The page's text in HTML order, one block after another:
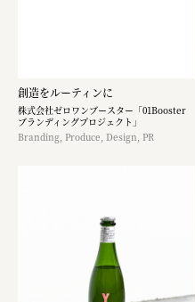
創造をルーティンに
株式会社ゼロワンブースター「01Booster
ブランディングプロジェクト」
Branding, Produce, Design, PR